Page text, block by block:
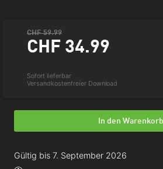
CHF 59.99
CHF 34.99
Sofort lieferbar
Versandkostenfreier Download
In den Warenkorb
Gültig bis 7. September 2026